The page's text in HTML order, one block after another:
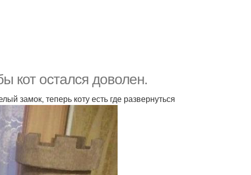
кот остался доволен.
замок, теперь коту есть где развернуться